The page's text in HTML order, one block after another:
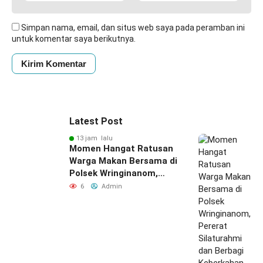
Simpan nama, email, dan situs web saya pada peramban ini
untuk komentar saya berikutnya.
Latest Post
13 jam lalu
Momen Hangat Ratusan
Warga Makan Bersama di
Polsek Wringinanom,
Pererat Silaturahmi dan
6 Admin